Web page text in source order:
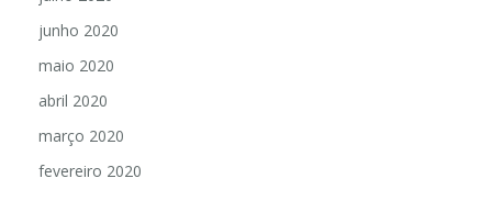
junho 2020
maio 2020
abril 2020
março 2020
fevereiro 2020